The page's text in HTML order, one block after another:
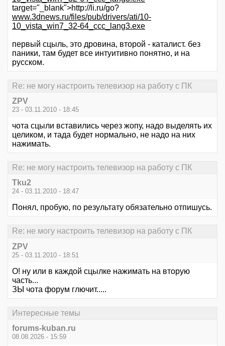
target="_blank">http://li.ru/go?
www.3dnews.ru/files/pub/drivers/ati/10-
10_vista_win7_32-64_ccc_lang3.exe
первый сцыль, это дровина, второй - каталист. без
паники, там будет все интуитивно понятно, и на
русском.
Re: не могу настроить телевизор на работу с ПК
ZPV
23 - 03.11.2010 - 18:45
чота сцыли вставились через жопу, надо выделять их
целиком, и тада будет нормально, не надо на них
нажимать.
Re: не могу настроить телевизор на работу с ПК
Tku2
24 - 03.11.2010 - 18:47
Понял, пробую, по результату обязательно отпишусь.
Re: не могу настроить телевизор на работу с ПК
ZPV
25 - 03.11.2010 - 18:51
О! ну или в каждой сцылке нажимать на вторую
часть...
ЗЫ чота форум глючит.....
Интересные темы
forums-kuban.ru
08.08.2026 - 15:59